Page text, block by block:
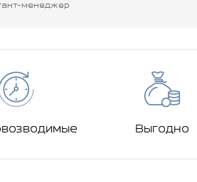
менеджер
Выгодно